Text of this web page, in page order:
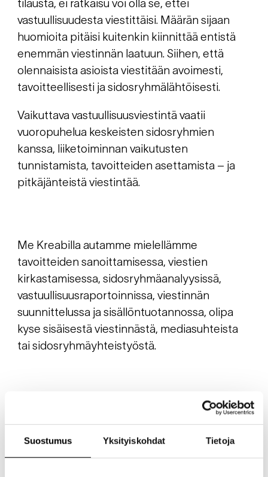
Suostumus Yksityiskohdat Tietoja
tilausta, ei ratkaisu voi olla se, ettei
vastuullisuudesta viestittäisi. Määrän sijaan
huomioita pitäisi kuitenkin kiinnittää entistä
enemmän viestinnän laatuun. Siihen, että
olennaisista asioista viestitään avoimesti,
tavoitteellisesti ja sidosryhmälähtöisesti.
Vaikuttava vastuullisuusviestintä vaatii
vuoropuhelua keskeisten sidosryhmien
kanssa, liiketoiminnan vaikutusten
tunnistamista, tavoitteiden asettamista – ja
pitkäjänteistä viestintää.
Me Kreabilla autamme mielellämme
tavoitteiden sanoittamisessa, viestien
kirkastamisessa, sidosryhmäanalyysissä,
vastuullisuusraportoinnissa, viestinnän
suunnittelussa ja sisällöntuotannossa, olipa
kyse sisäisestä viestinnästä, mediasuhteista
tai sidosryhmäyhteistyöstä.